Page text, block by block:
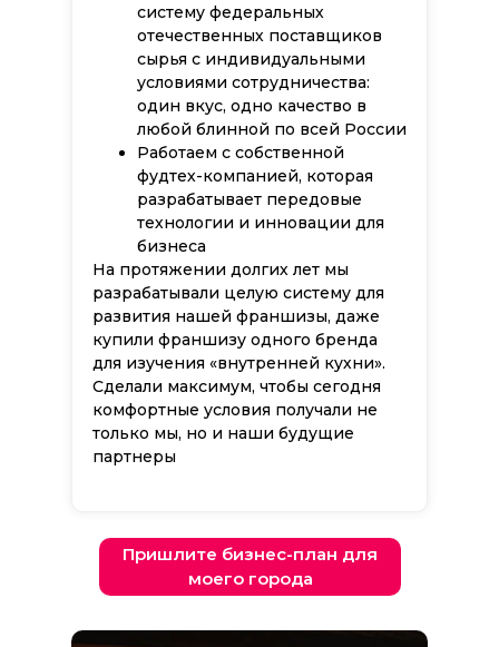
Пришлите бизнес-план для
моего города
систему федеральных
отечественных поставщиков
сырья с индивидуальными
условиями сотрудничества:
один вкус, одно качество в
любой блинной по всей России
Работаем с собственной
фудтех-компанией, которая
разрабатывает передовые
технологии и инновации для
бизнеса
На протяжении долгих лет мы
разрабатывали целую систему для
развития нашей франшизы, даже
купили франшизу одного бренда
для изучения «внутренней кухни».
Сделали максимум, чтобы сегодня
комфортные условия получали не
только мы, но и наши будущие
партнеры